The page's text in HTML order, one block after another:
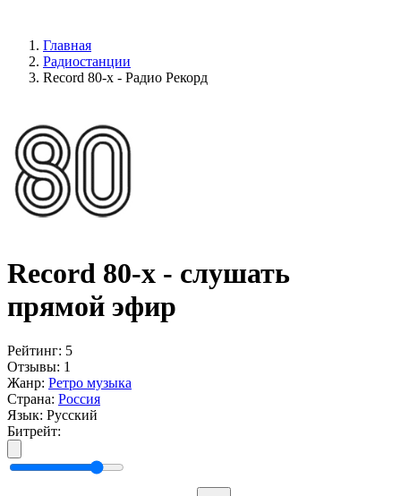
Главная
Радиостанции
Record 80-х - Радио Рекорд
Record 80-х - слушать
прямой эфир
Рейтинг: 5
Отзывы: 1
Жанр: Ретро музыка
Страна: Россия
Язык: Русский
Битрейт: